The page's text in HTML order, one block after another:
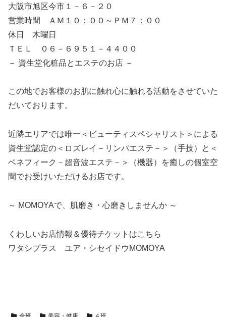
大阪市旭区今市１－６－２０
営業時間 ＡＭ１０：００～ＰＭ７：００
休日 木曜日
ＴＥＬ ０６－６９５１－４４００
－ 資生堂化粧品とエステのお店 －
この地でお客様のお肌に触れ心に触れる活動をさせていた
だいております。
近隣エリアでは唯一＜ビューティスペシャリスト＞による
資生堂認定の＜ロズレイ－リンパエステ－＞（手技）と＜
ベネフィーク－超音波エステ－＞（機器）を癒しの個室空
間でお受けいただけるお店です。
～ MOMOYAで、肌磨き・心磨きしませんか ～
くわしいお店情報＆優待チケットはこちら
ワタシプラス ユア・シセイドウMOMOYA